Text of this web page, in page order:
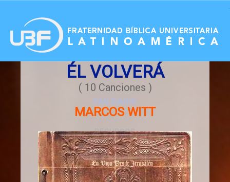
ACCESO
PAN DIARIO
RECURSOS
ÉL VOLVERÁ
( 10 Canciones )
MARCOS WITT